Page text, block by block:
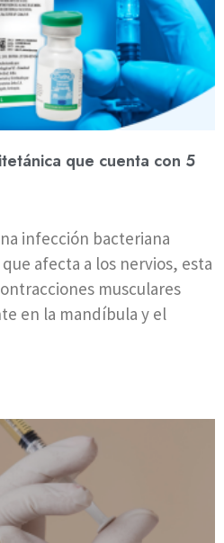
que cuenta con 5
infección bacteriana
afecta a los nervios, esta
musculares
en la mandíbula y el